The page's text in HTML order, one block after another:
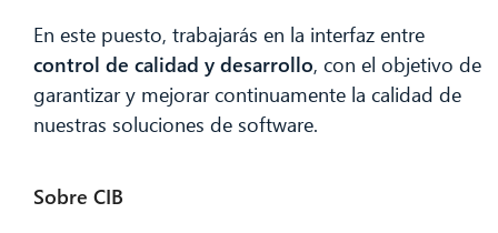
En este puesto, trabajarás en la interfaz entre
control de calidad y desarrollo, con el objetivo de
garantizar y mejorar continuamente la calidad de
nuestras soluciones de software.
Sobre CIB